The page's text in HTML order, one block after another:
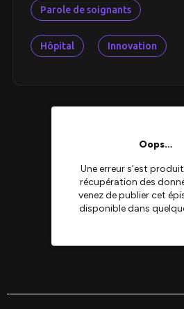
Parole de soignants
Hôpital Innovation